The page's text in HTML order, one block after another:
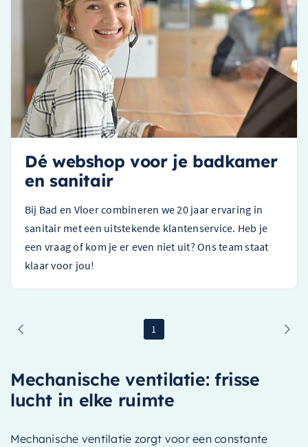
Dé webshop voor je badkamer
en sanitair
Bij Bad en Vloer combineren we 20 jaar ervaring in
sanitair met een uitstekende klantenservice. Heb je
een vraag of kom je er even niet uit? Ons team staat
klaar voor jou!
1
Mechanische ventilatie: frisse
lucht in elke ruimte
Mechanische ventilatie zorgt voor een constante